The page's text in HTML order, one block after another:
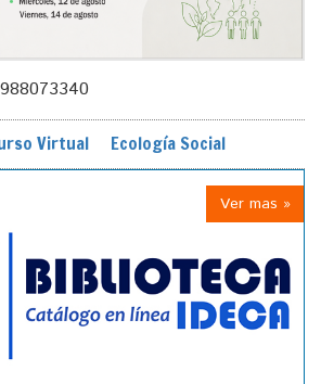
Virtual Ecología Social
Ver mas »